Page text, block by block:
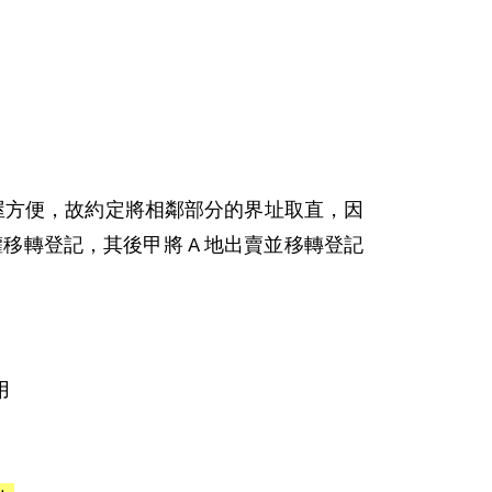
便，故約定將相鄰部分的界址取直，因
轉登記，其後甲將 A 地出賣並移轉登記